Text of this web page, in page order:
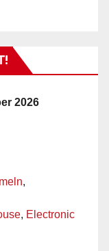
2026
,
, Electronic